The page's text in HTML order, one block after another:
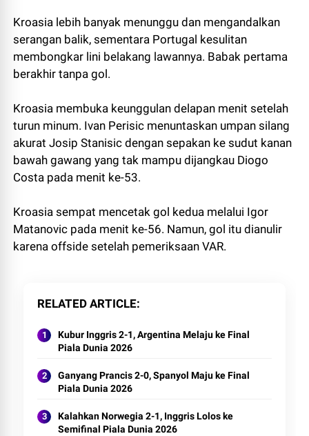
Kroasia lebih banyak menunggu dan mengandalkan
serangan balik, sementara Portugal kesulitan
membongkar lini belakang lawannya. Babak pertama
berakhir tanpa gol.
Kroasia membuka keunggulan delapan menit setelah
turun minum. Ivan Perisic menuntaskan umpan silang
akurat Josip Stanisic dengan sepakan ke sudut kanan
bawah gawang yang tak mampu dijangkau Diogo
Costa pada menit ke-53.
Kroasia sempat mencetak gol kedua melalui Igor
Matanovic pada menit ke-56. Namun, gol itu dianulir
karena offside setelah pemeriksaan VAR.
RELATED ARTICLE
Kubur Inggris 2-1, Argentina Melaju ke Final
Piala Dunia 2026
Ganyang Prancis 2-0, Spanyol Maju ke Final
Piala Dunia 2026
Kalahkan Norwegia 2-1, Inggris Lolos ke
Semifinal Piala Dunia 2026